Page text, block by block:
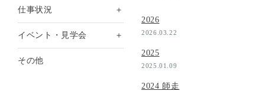
仕事状況 ＋
イベント・見学会 ＋
その他
2026
2026.03.22
2025
2025.01.09
2024 師走